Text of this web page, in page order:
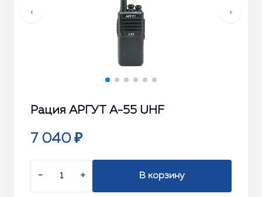
‹ ›
Рация АРГУТ А-55 UHF
7 040 ₽
− + В корзину